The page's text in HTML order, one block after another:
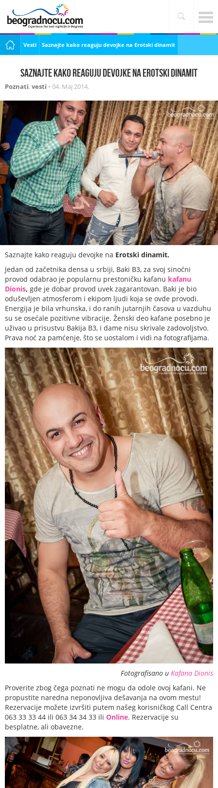
Vesti Saznajte kako reaguju devojke na Erotski dinamit
Saznajte kako reaguju devojke na Erotski dinamit
Poznati, vesti • 04. Maj 2014.
Saznajte kako reaguju devojke na Erotski dinamit.
Jedan od začetnika densa u srbiji, Baki B3, za svoj sinoćni
provod odabrao je popularnu prestoničku kafanu kafanu
Dionis, gde je dobar provod uvek zagarantovan. Baki je bio
oduševljen atmosferom i ekipom ljudi koja se ovde provodi.
Energija je bila vrhunska, i do ranih jutarnjih časova u vazduhu
su se osećale pozitivne vibracije. Ženski deo kafane posebno je
uživao u prisustvu Bakija B3, i dame nisu skrivale zadovoljstvo.
Prava noć za pamćenje, što se uostalom i vidi na fotografijama.
Fotografisano u Kafana Dionis
Proverite zbog čega poznati ne mogu da odole ovoj kafani. Ne
propustite naredna neponovljiva dešavanja na ovom mestu!
Rezervacije možete izvršiti putem našeg korisničkog Call Centra
063 33 33 44 ili 063 34 34 33 ili Online. Rezervacije su
besplatne, ali obavezne.